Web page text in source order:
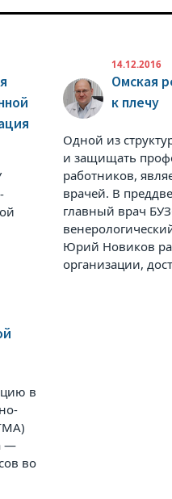
14.12.2016
Омская
к плечу
Одной из
и защищать
работников,
врачей. В
главный врач
Юрий Новиков
организации,
в
—
во